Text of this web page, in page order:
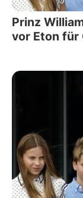
Prinz
vor Eton für